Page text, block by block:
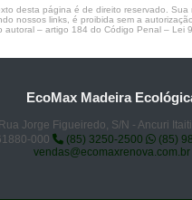
desta página é de direito reservado. Sua
nossos links, é proibida sem a
autoral – artigo 184 do Código Penal – Lei
EcoMax Madeira
Rua Jorge Figueiredo, S/N - Ancuri
000
(85) 3250-2500
(85)
vendas@ecomaxrenova.com.br